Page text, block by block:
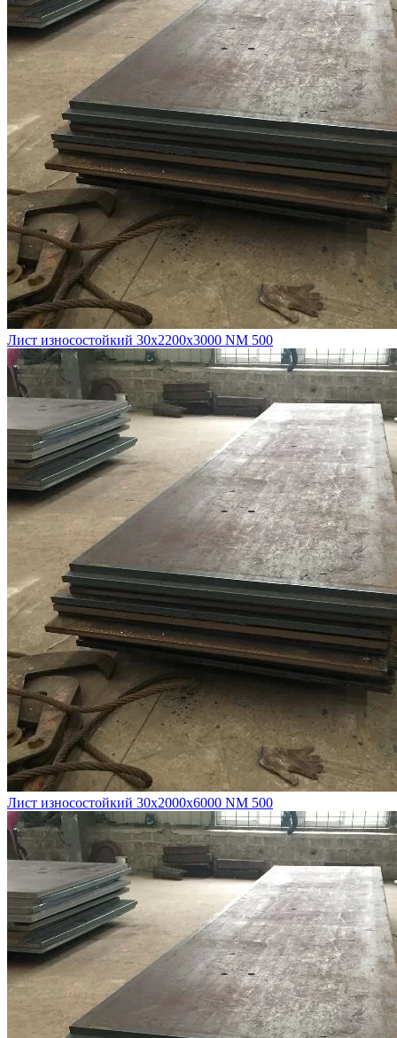
Лист износостойкий 30х2200х3000 NM 500
Лист износостойкий 30х2000х6000 NM 500